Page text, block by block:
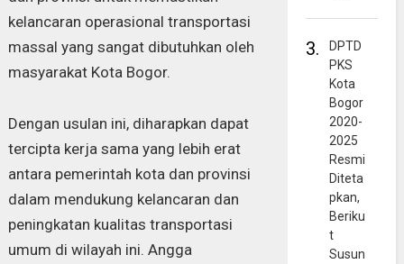
kelancaran operasional transportasi
massal yang sangat dibutuhkan oleh
masyarakat Kota Bogor.
Dengan usulan ini, diharapkan dapat
tercipta kerja sama yang lebih erat
antara pemerintah kota dan provinsi
dalam mendukung kelancaran dan
peningkatan kualitas transportasi
umum di wilayah ini. Angga
3.
DPTD
PKS
Kota
Bogor
2020-
2025
Resmi
Diteta
pkan,
Beriku
t
Susun